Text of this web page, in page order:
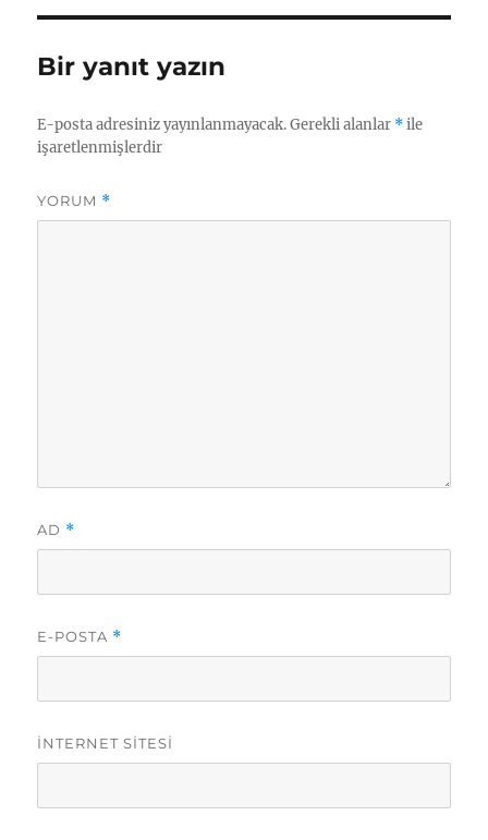
Bir yanıt yazın
E-posta adresiniz yayınlanmayacak. Gerekli alanlar *ile
işaretlenmişlerdir
YORUM *
AD *
E-POSTA *
İNTERNET SITESI